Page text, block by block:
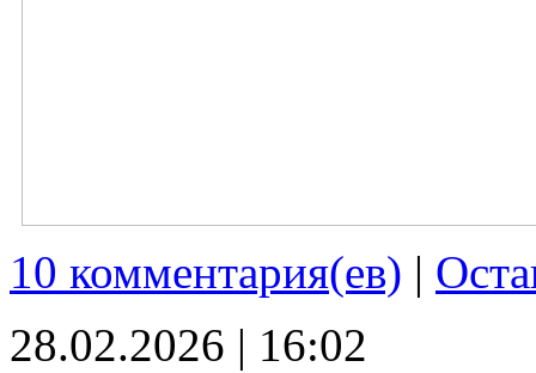
10 комментария(ев) |
28.02.2026 | 16:02